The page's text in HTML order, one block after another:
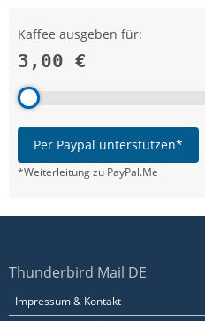
Kaffee ausgeben für:
3,00 €
Per Paypal unterstützen*
*Weiterleitung zu PayPal.Me
Thunderbird Mail DE
Impressum & Kontakt